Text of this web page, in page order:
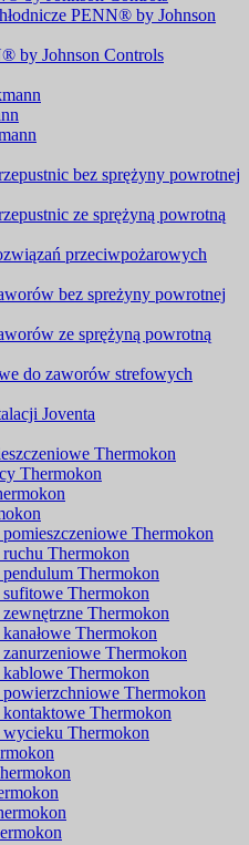
PENN® by Johnson
by Johnson Controls
bez sprężyny powrotnej
ze sprężyną powrotną
przeciwpożarowych
bez spreżyny powrotnej
ze sprężyną powrotną
do zaworów strefowych
Joventa
Thermokon
Thermokon
Thermokon
Thermokon
Thermokon
Thermokon
Thermokon
Thermokon
Thermokon
Thermokon
Thermokon
Thermokon
Thermokon